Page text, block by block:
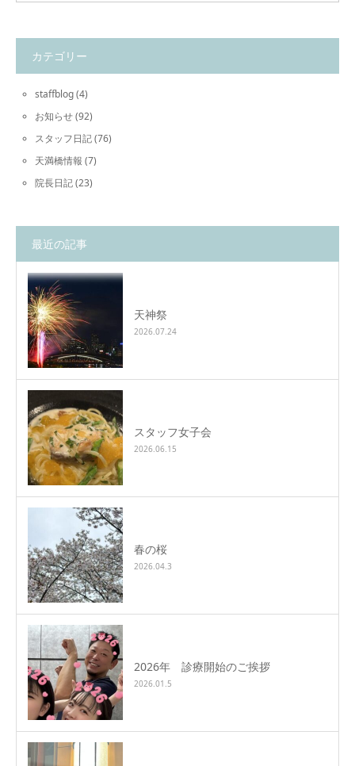
カテゴリー
staffblog(4)
お知らせ(92)
スタッフ日記(76)
天満橋情報 (7)
院長日記(23)
最近の記事
天神祭
2026.07.24
スタッフ女子会
2026.06.15
春の桜
2026.04.3
2026年 診療開始のご挨拶
2026.01.5